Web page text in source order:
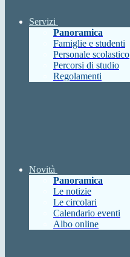
Servizi
Panoramica
Famiglie e studenti
Personale scolastico
Percorsi di studio
Regolamenti
Novità
Panoramica
Le notizie
Le circolari
Calendario eventi
Albo online